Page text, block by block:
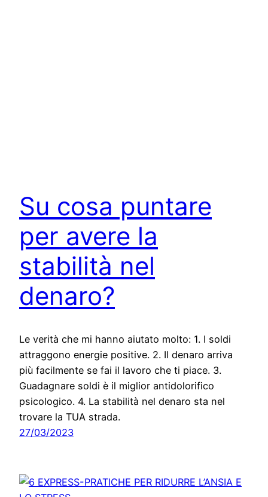
Su cosa puntare
per avere la
stabilità nel
denaro?
Le verità che mi hanno aiutato molto: 1. I soldi
attraggono energie positive. 2. Il denaro arriva
più facilmente se fai il lavoro che ti piace. 3.
Guadagnare soldi è il miglior antidolorifico
psicologico. 4. La stabilità nel denaro sta nel
trovare la TUA strada.
27/03/2023